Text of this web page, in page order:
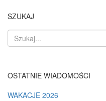
SZUKAJ
OSTATNIE WIADOMOŚCI
WAKACJE 2026